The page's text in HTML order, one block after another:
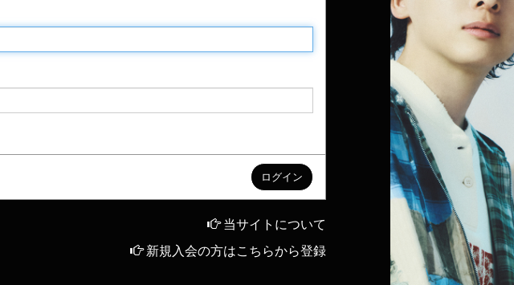
当サイトについて
新規入会の方はこちらから登録